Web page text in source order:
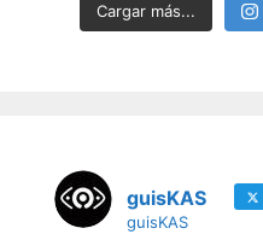
Cargar más...
guisKAS
guisKAS